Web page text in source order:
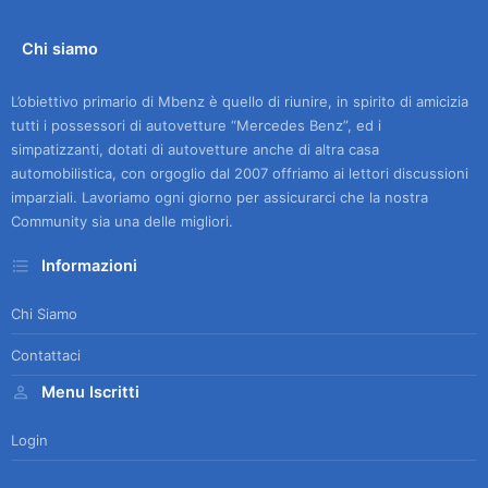
Chi siamo
L’obiettivo primario di Mbenz è quello di riunire, in spirito di amicizia
tutti i possessori di autovetture “Mercedes Benz”, ed i
simpatizzanti, dotati di autovetture anche di altra casa
automobilistica, con orgoglio dal 2007 offriamo ai lettori discussioni
imparziali. Lavoriamo ogni giorno per assicurarci che la nostra
Community sia una delle migliori.
Informazioni
Chi Siamo
Contattaci
Menu Iscritti
Login